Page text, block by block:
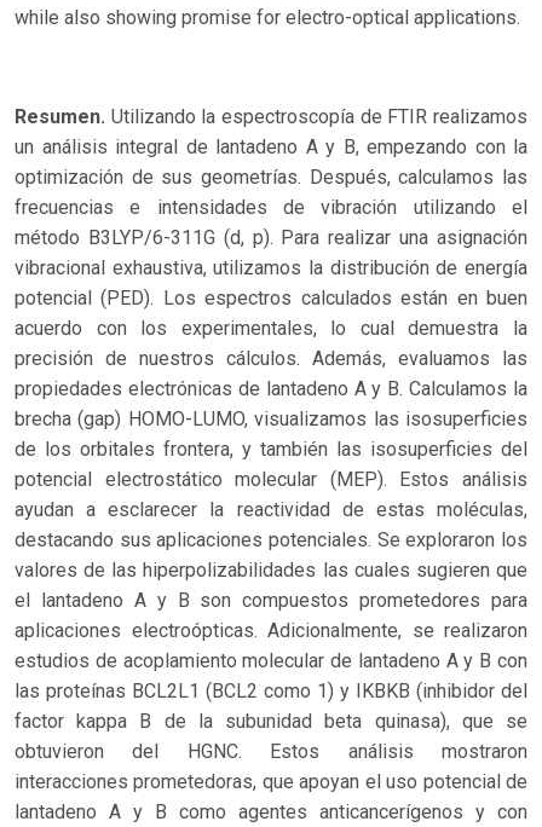
while also showing promise for electro-optical applications.
Resumen. Utilizando la espectroscopía de FTIR realizamos
un análisis integral de lantadeno A y B, empezando con la
optimización de sus geometrías. Después, calculamos las
frecuencias e intensidades de vibración utilizando el
método B3LYP/6-311G (d, p). Para realizar una asignación
vibracional exhaustiva, utilizamos la distribución de energía
potencial (PED). Los espectros calculados están en buen
acuerdo con los experimentales, lo cual demuestra la
precisión de nuestros cálculos. Además, evaluamos las
propiedades electrónicas de lantadeno A y B. Calculamos la
brecha (gap) HOMO-LUMO, visualizamos las isosuperficies
de los orbitales frontera, y también las isosuperficies del
potencial electrostático molecular (MEP). Estos análisis
ayudan a esclarecer la reactividad de estas moléculas,
destacando sus aplicaciones potenciales. Se exploraron los
valores de las hiperpolizabilidades las cuales sugieren que
el lantadeno A y B son compuestos prometedores para
aplicaciones electroópticas. Adicionalmente, se realizaron
estudios de acoplamiento molecular de lantadeno A y B con
las proteínas BCL2L1 (BCL2 como 1) y IKBKB (inhibidor del
factor kappa B de la subunidad beta quinasa), que se
obtuvieron del HGNC. Estos análisis mostraron
interacciones prometedoras, que apoyan el uso potencial de
lantadeno A y B como agentes anticancerígenos y con